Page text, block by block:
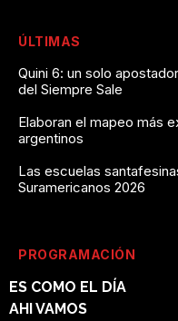
ÚLTIMAS
Quini 6: un solo
del Siempre Sale
Elaboran el mapeo más
argentinos
Las escuelas
Suramericanos 2026
PROGRAMACIÓN
ES COMO EL DÍA
AHI VAMOS